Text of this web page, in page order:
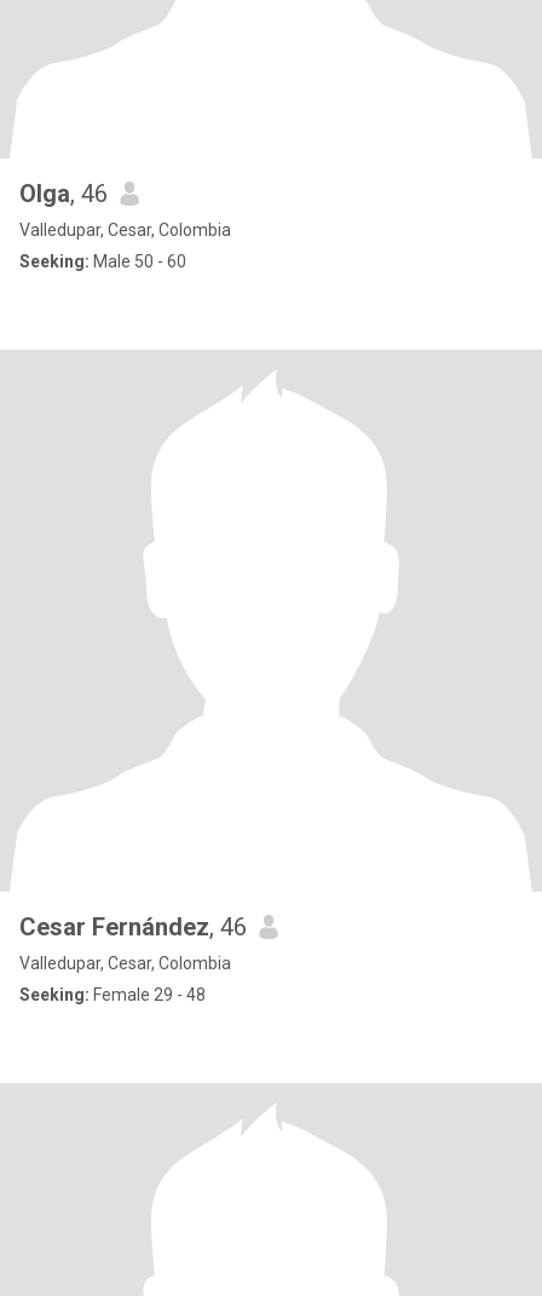
Olga, 46
Valledupar, Cesar, Colombia
Seeking: Male 50 - 60
Cesar Fernández, 46
Valledupar, Cesar, Colombia
Seeking: Female 29 - 48